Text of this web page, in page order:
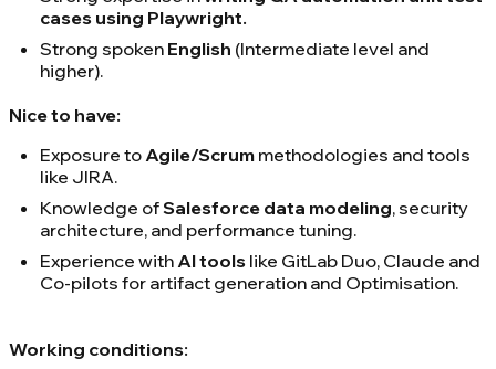
cases using Playwright.
Strong spoken English (Intermediate level and
higher).
Nice to have:
Exposure to Agile/Scrum methodologies and tools
like JIRA.
Knowledge ofSalesforce data modeling, security
architecture, and performance tuning.
Experience with AI tools like GitLab Duo, Claude and
Co-pilots for artifact generation and Optimisation.
Working conditions: